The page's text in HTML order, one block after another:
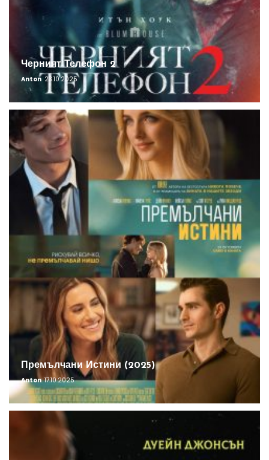
Черният Телефон 2
Anton 23.10.2025
Премълчани Истини (2025)
Anton 17.10.2025